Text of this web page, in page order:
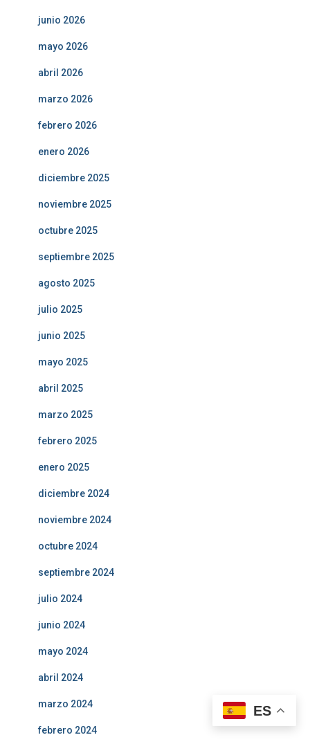
junio 2026
mayo 2026
abril 2026
marzo 2026
febrero 2026
enero 2026
diciembre 2025
noviembre 2025
octubre 2025
septiembre 2025
agosto 2025
julio 2025
junio 2025
mayo 2025
abril 2025
marzo 2025
febrero 2025
enero 2025
diciembre 2024
noviembre 2024
octubre 2024
septiembre 2024
julio 2024
junio 2024
mayo 2024
abril 2024
marzo 2024
febrero 2024
ES